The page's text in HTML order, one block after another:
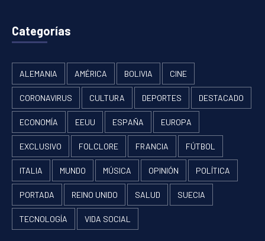
Categorías
ALEMANIA AMÉRICA BOLIVIA CINE
CORONAVIRUS CULTURA DEPORTES DESTACADO
ECONOMÍA EEUU ESPAÑA EUROPA
EXCLUSIVO FOLCLORE FRANCIA FÚTBOL
ITALIA MUNDO MÚSICA OPINIÓN POLÍTICA
PORTADA REINO UNIDO SALUD SUECIA
TECNOLOGÍA VIDA SOCIAL